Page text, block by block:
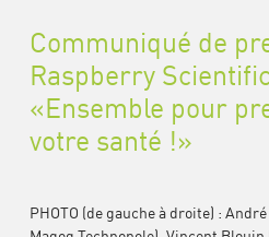
Communiqué de
Raspberry
«Ensemble pour
votre santé !»
PHOTO (de gauche à droite) :